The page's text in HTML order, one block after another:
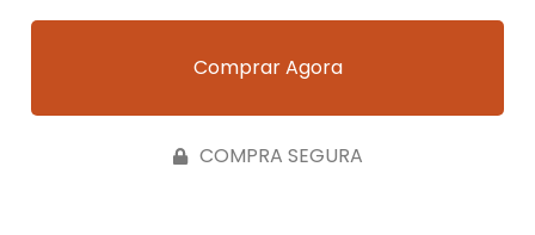
Comprar Agora
COMPRA SEGURA